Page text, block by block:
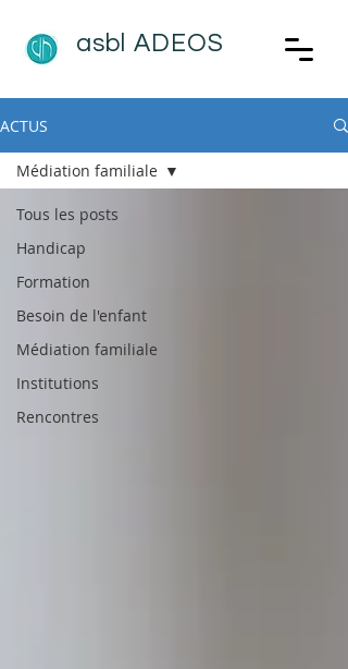
asbl ADEOS
ACTUS
Tous les posts
Handicap
Formation
Besoin de l'enfant
Médiation familiale
Institutions
Rencontres
Médiation familiale